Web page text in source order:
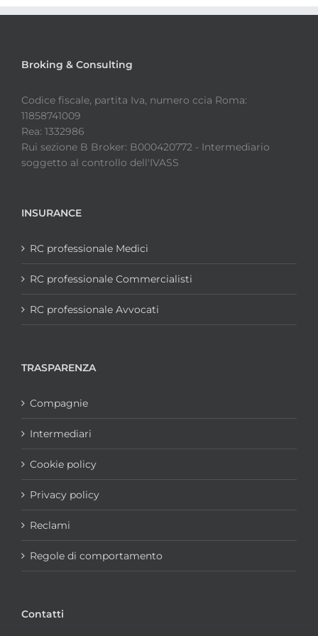
Broking & Consulting
Codice fiscale, partita Iva, numero ccia Roma:
11858741009
Rea: 1332986
Rui sezione B Broker: B000420772 - Intermediario
soggetto al controllo dell'IVASS
INSURANCE
RC professionale Medici
RC professionale Commercialisti
RC professionale Avvocati
TRASPARENZA
Compagnie
Intermediari
Cookie policy
Privacy policy
Reclami
Regole di comportamento
Contatti